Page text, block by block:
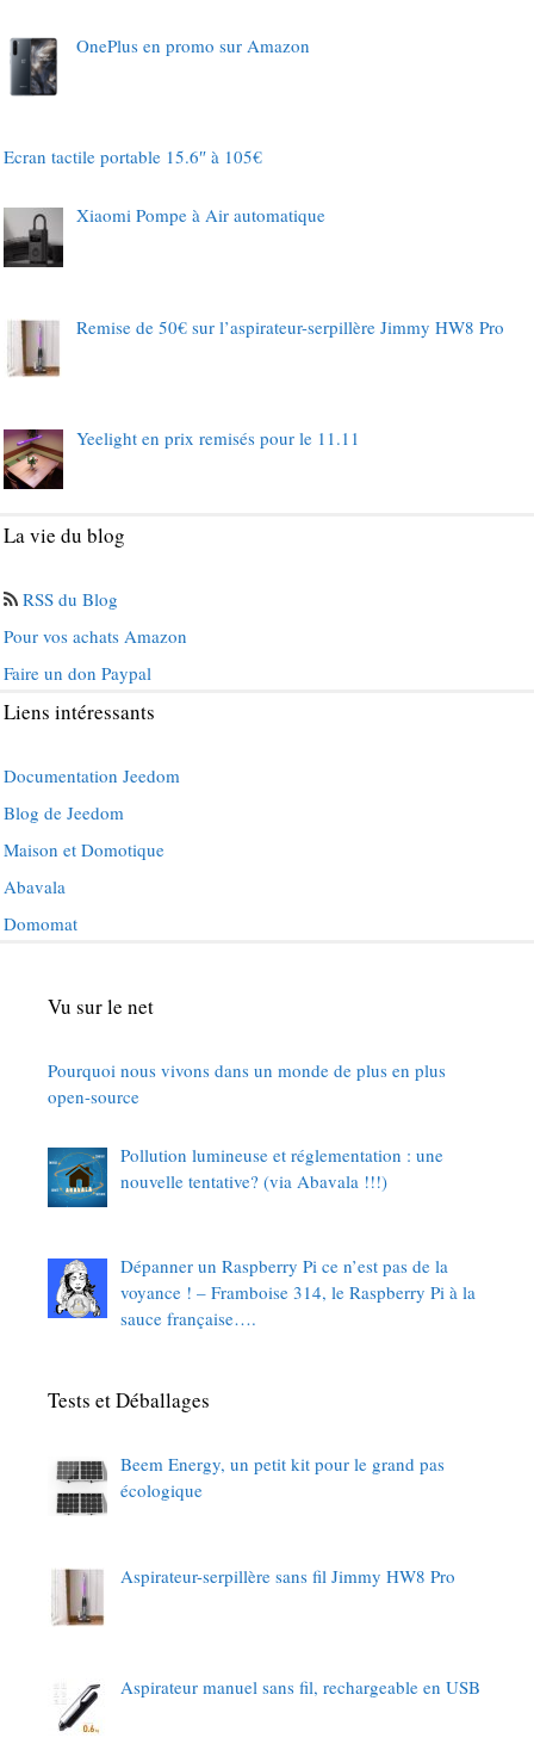
OnePlus en promo sur Amazon
Ecran tactile portable 15.6″ à 105€
Xiaomi Pompe à Air automatique
Remise de 50€ sur l’aspirateur-serpillère Jimmy HW8 Pro
Yeelight en prix remisés pour le 11.11
La vie du blog
RSS du Blog
Pour vos achats Amazon
Faire un don Paypal
Liens intéressants
Documentation Jeedom
Blog de Jeedom
Maison et Domotique
Abavala
Domomat
Vu sur le net
Pourquoi nous vivons dans un monde de plus en plus
open-source
Pollution lumineuse et réglementation : une
nouvelle tentative? (via Abavala !!!)
Dépanner un Raspberry Pi ce n’est pas de la
voyance ! – Framboise 314, le Raspberry Pi à la
sauce française….
Tests et Déballages
Beem Energy, un petit kit pour le grand pas
écologique
Aspirateur-serpillère sans fil Jimmy HW8 Pro
Aspirateur manuel sans fil, rechargeable en USB